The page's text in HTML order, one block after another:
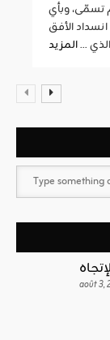
تسمّى، وبأي
الأفق
...
août 3,